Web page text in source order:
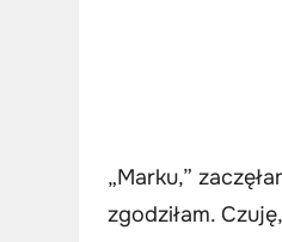
„Marku,”
zgodziłam.